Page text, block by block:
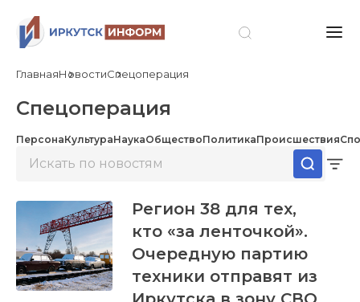
ГлавнаяНовостиСпецоперация
Спецоперация
ПерсонаКультураНаукаОбществоПолитикаПроисшествия
Регион 38 для тех,
кто «за ленточкой».
Очередную партию
техники отправят из